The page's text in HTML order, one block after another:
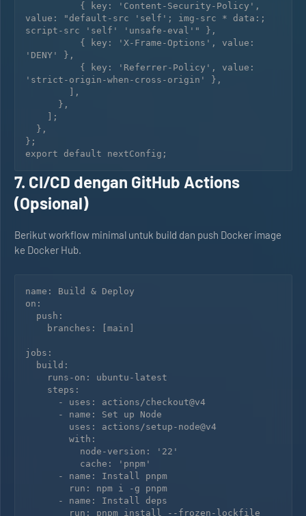
value: "default-src 'self'; img-src * data:;
script-src 'self' 'unsafe-eval'" },
'DENY' },
'strict-origin-when-cross-origin' },
};
7. CI/CD dengan GitHub Actions
(Opsional)
Berikut workflow minimal untuk build dan push Docker image
ke Docker Hub.
name: Build & Deploy
on:
jobs: